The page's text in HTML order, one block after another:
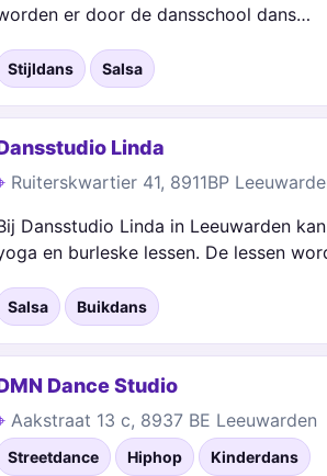
er door de dansschool dans…
Stijldans Salsa
Linda
Ruiterskwartier 41, 8911BP
Dansstudio Linda in Leeuwarden
en burleske lessen. De lessen
Salsa Buikdans
Dance Studio
Aakstraat 13 c, 8937 BE Leeuwarden
Streetdance Hiphop Kinderdans